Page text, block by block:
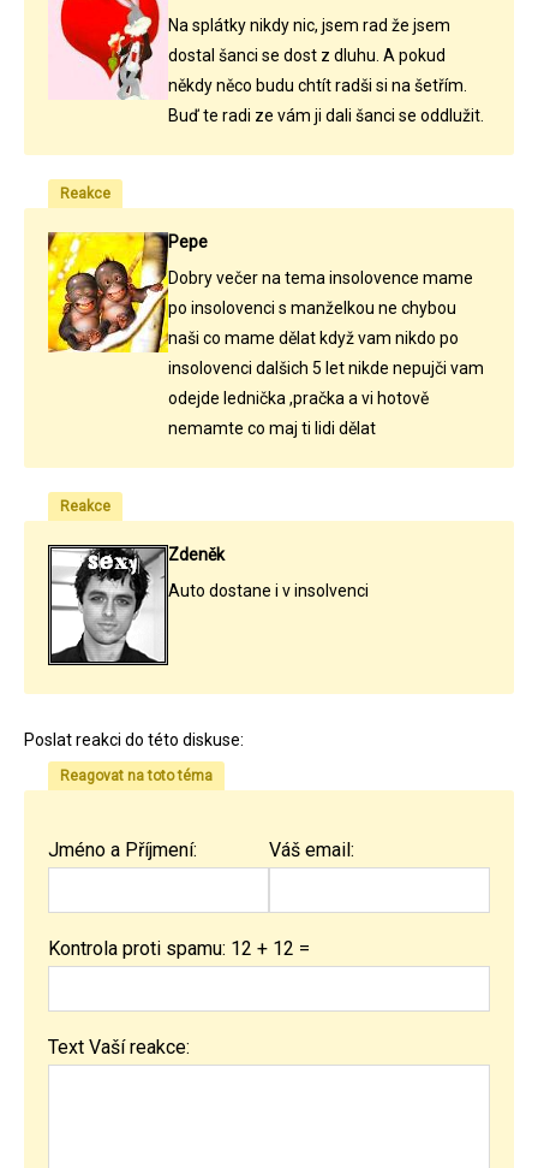
Na splátky nikdy nic, jsem rad že jsem
dostal šanci se dost z dluhu. A pokud
někdy něco budu chtít radši si na šetřím.
Buď te radi ze vám ji dali šanci se oddlužit.
Reakce
Pepe
Dobry večer na tema insolovence mame
po insolovenci s manželkou ne chybou
naši co mame dělat když vam nikdo po
insolovenci dalšich 5 let nikde nepujči vam
odejde lednička ,pračka a vi hotově
nemamte co maj ti lidi dělat
Reakce
Zdeněk
Auto dostane i v insolvenci
Poslat reakci do této diskuse:
Reagovat na toto téma
Jméno a Příjmení: Váš email:
Kontrola proti spamu: 12 + 12 =
Text Vaší reakce: